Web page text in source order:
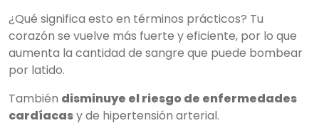
¿Qué significa esto en términos prácticos? Tu
corazón se vuelve más fuerte y eficiente, por lo que
aumenta la cantidad de sangre que puede bombear
por latido.
También disminuye el riesgo de enfermedades
cardíacasy de hipertensión arterial.